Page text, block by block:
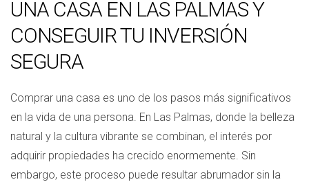
UNA CASA EN LAS PALMAS Y
CONSEGUIR TU INVERSIÓN
SEGURA
Comprar una casa es uno de los pasos más significativos
en la vida de una persona. En Las Palmas, donde la belleza
natural y la cultura vibrante se combinan, el interés por
adquirir propiedades ha crecido enormemente. Sin
embargo, este proceso puede resultar abrumador sin la